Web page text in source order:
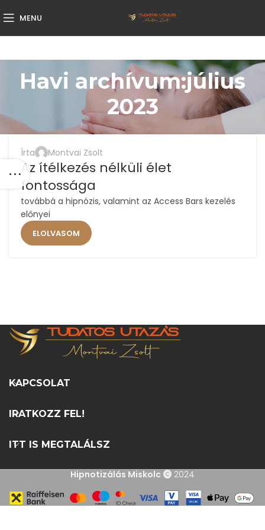
MENU
Havi archívum:július
2023
31
JÚL
ACCESS,ACCESS BARS,ÉLETMÓD
Írta Montvai Zsolt
Az ítélkezés nélküli élet
fontossága
továbbá a hipnózis, valamint az Access Bars kezelés
előnyei
ELOLVASOM
KAPCSOLAT
IRATKOZZ FEL!
ITT IS MEGTALÁLSZ
Hipnotizálás Miskolc 2024